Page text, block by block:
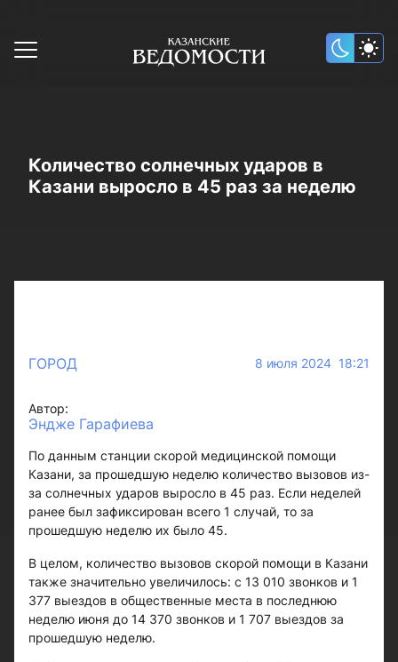
Количество солнечных ударов в
Казани выросло в 45 раз за неделю
ГОРОД 8 июля 2024 18:21
Автор:
Эндже Гарафиева
По данным станции скорой медицинской помощи
Казани, за прошедшую неделю количество вызовов из-
за солнечных ударов выросло в 45 раз. Если неделей
ранее был зафиксирован всего 1 случай, то за
прошедшую неделю их было 45.
В целом, количество вызовов скорой помощи в Казани
также значительно увеличилось: с 13 010 звонков и 1
377 выездов в общественные места в последнюю
неделю июня до 14 370 звонков и 1 707 выездов за
прошедшую неделю.